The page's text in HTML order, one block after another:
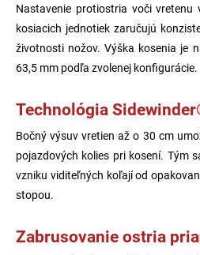
Nastavenie protiostria voči
kosiacich jednotiek zaručujú
životnosti nožov. Výška kosenia je
63,5 mm podľa zvolenej konfigurácie.
Technológia
Bočný výsuv vretien až o 30 cm
pojazdových kolies pri kosení. Tým
vzniku viditeľných koľají od
stopou.
Zabrusovanie ostria